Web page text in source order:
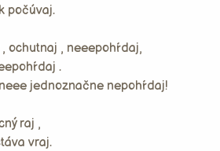
počúvaj.
ochutnaj , neeepohŕdaj,
.
jednoznačne nepohŕdaj!
raj ,
vraj.